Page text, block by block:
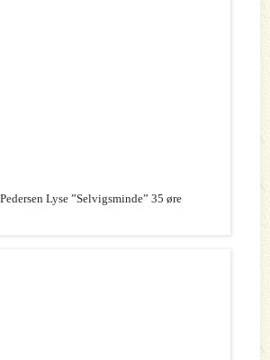
Lyse ”Selvigsminde” 35 øre